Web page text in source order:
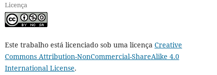
Licença
Este trabalho está licenciado sob uma licença Creative
Commons Attribution-NonCommercial-ShareAlike 4.0
International License.